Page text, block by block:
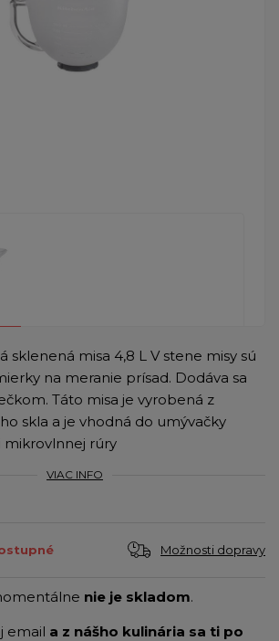
sklenená misa 4,8 L V stene misy sú
na meranie prísad. Dodáva sa
Táto misa je vyrobená z
skla a je vhodná do umývačky
mikrovlnnej rúry
VIAC INFO
Možnosti dopravy
nie je skladom.
email a z nášho kulinária sa ti po